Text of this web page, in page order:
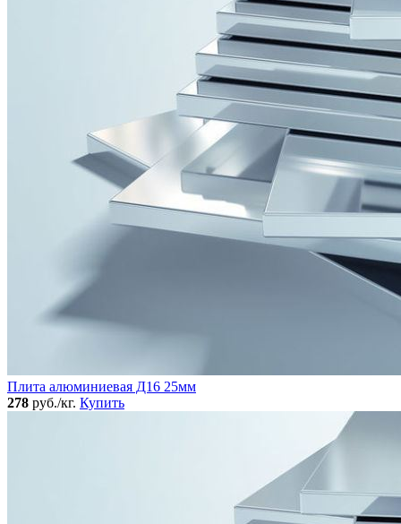
Плита алюминиевая Д16 25мм
278 руб./кг. Купить